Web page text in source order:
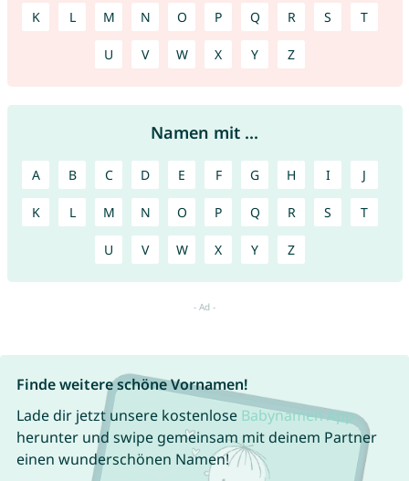
K L M N O P Q R S T
U V W X Y Z
Namen mit ...
A B C D E F G H I J
K L M N O P Q R S T
U V W X Y Z
Finde weitere schöne Vornamen!
Lade dir jetzt unsere kostenlose Babynamen App
herunter und swipe gemeinsam mit deinem Partner
einen wunderschönen Namen!